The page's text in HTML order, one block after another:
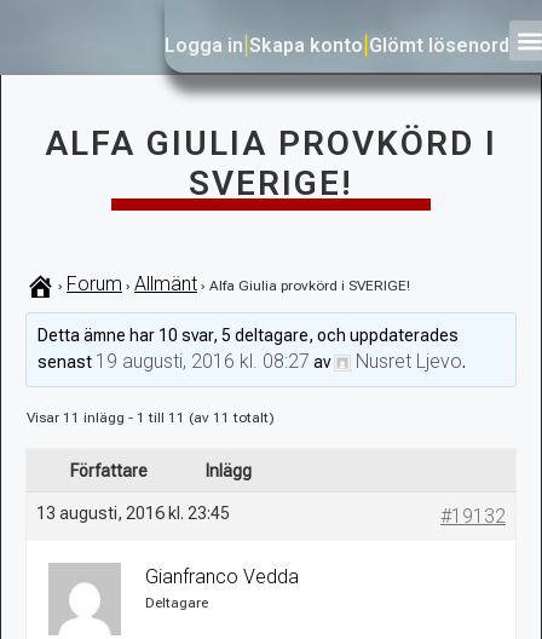
Logga in Skapa konto Glömt lösenord
ALFA GIULIA PROVKÖRD I
SVERIGE!
› Forum › Allmänt › Alfa Giulia provkörd i SVERIGE!
Detta ämne har 10 svar, 5 deltagare, och uppdaterades
senast 19 augusti, 2016 kl. 08:27 av Nusret Ljevo.
Visar 11 inlägg - 1 till 11 (av 11 totalt)
Författare Inlägg
13 augusti, 2016 kl. 23:45 #19132
Gianfranco Vedda
Deltagare